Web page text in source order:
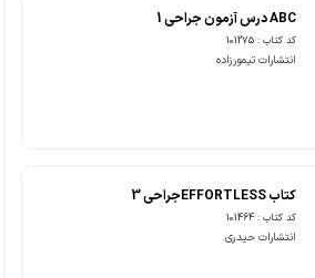
ABC درس آزمون جراحی 1
کد کتاب : 101275
انتشارات تیمورزاده
کتاب EFFORTLESSجراحی 3
کد کتاب : 101464
انتشارات حیدری